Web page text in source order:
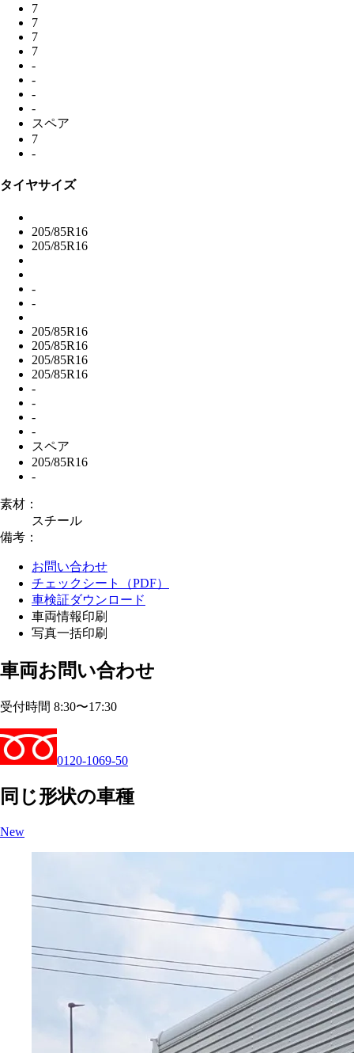
7
7
7
7
-
-
-
-
スペア
7
-
タイヤサイズ
205/85R16
205/85R16
-
-
205/85R16
205/85R16
205/85R16
205/85R16
-
-
-
-
スペア
205/85R16
-
素材：
スチール
備考：
お問い合わせ
チェックシート（PDF）
車検証ダウンロード
車両情報印刷
写真一括印刷
車両お問い合わせ
受付時間 8:30〜17:30
0120-1069-50
同じ形状の車種
New